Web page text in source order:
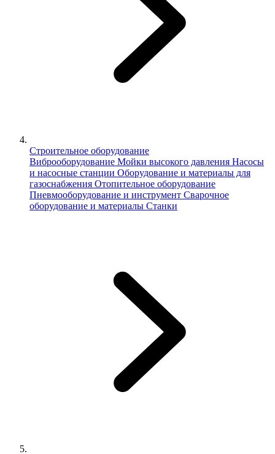
Строительное оборудование
Виброоборудование Мойки высокого давления Насосы
и насосные станции Оборудование и материалы для
газоснабжения Отопительное оборудование
Пневмооборудование и инструмент Сварочное
оборудование и материалы Станки